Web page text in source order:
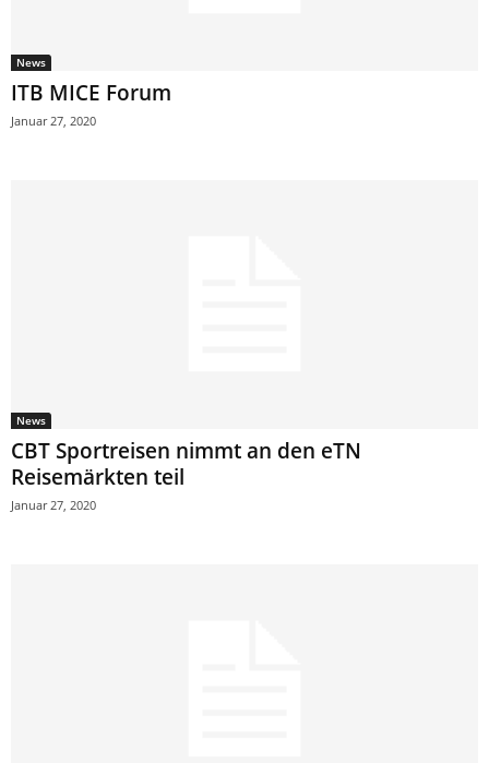
News
ITB MICE Forum
Januar 27, 2020
News
CBT Sportreisen nimmt an den eTN
Reisemärkten teil
Januar 27, 2020